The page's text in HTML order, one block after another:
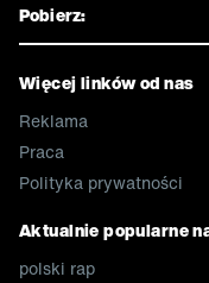
Pobierz:
Więcej linków od nas
Reklama
Praca
Polityka prywatności
Aktualnie popularne
polski rap